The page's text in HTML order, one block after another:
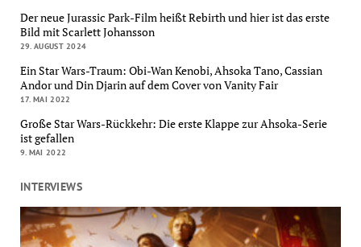
Der neue Jurassic Park-Film heißt Rebirth und hier ist das erste
Bild mit Scarlett Johansson
29. AUGUST 2024
Ein Star Wars-Traum: Obi-Wan Kenobi, Ahsoka Tano, Cassian
Andor und Din Djarin auf dem Cover von Vanity Fair
17. MAI 2022
Große Star Wars-Rückkehr: Die erste Klappe zur Ahsoka-Serie
ist gefallen
9. MAI 2022
INTERVIEWS